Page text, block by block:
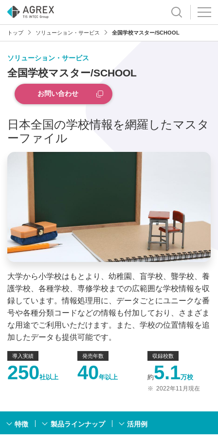
トップ ソリューション・サービス 全国学校マスター/SCHOOL
ソリューション・サービス
全国学校マスター/SCHOOL
お問い合わせ
日本全国の学校情報を網羅したマスタ
ーファイル
大学から小学校はもとより、幼稚園、盲学校、聾学校、養
護学校、各種学校、専修学校までの広範囲な学校情報を収
録しています。情報処理用に、データごとにユニークな番
号や各種分類コードなどの情報も付加しており、さまざま
な用途でご利用いただけます。また、学校の位置情報を追
加したデータも提供可能です。
導入実績
250社以上
発売年数
40年以上
収録校数
約5.1万校
※ 2022年11月現在
特徴 製品ラインナップ 活用例